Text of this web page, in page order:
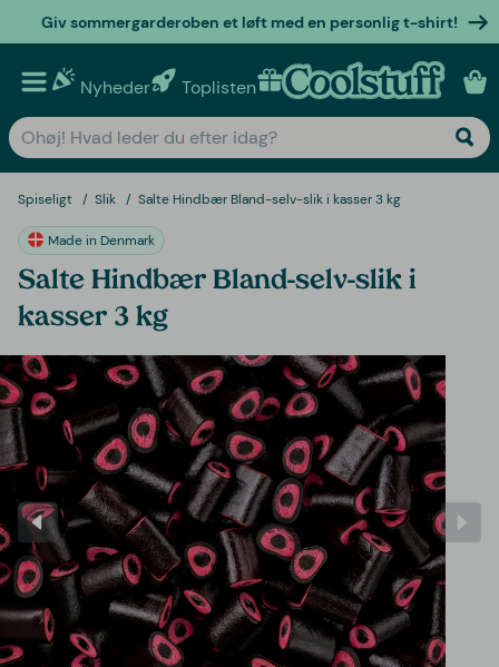
Giv sommergarderoben et løft med en personlig t-shirt!
Nyheder Toplisten Personlige gaver
Spiseligt Slik Salte Hindbær Bland-selv-slik i kasser 3 kg
Made in Denmark
Salte Hindbær Bland-selv-slik i
kasser 3 kg